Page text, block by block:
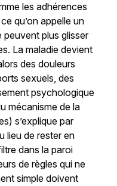
les adhérences
qu’on appelle un
peuvent plus glisser
La maladie devient
des douleurs
sexuels, des
psychologique
mécanisme de la
s’explique par
lieu de rester en
dans la paroi
de règles qui ne
simple doivent